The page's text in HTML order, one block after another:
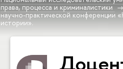
права, процесса и криминалистики
научно-практической конференции
истории».